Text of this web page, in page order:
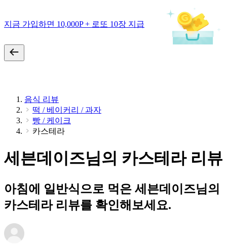
지금 가입하면 10,000P + 로또 10장 지급
음식 리뷰
떡 / 베이커리 / 과자
빵 / 케이크
카스테라
세븐데이즈님의 카스테라 리뷰
아침에 일반식으로 먹은 세븐데이즈님의
카스테라 리뷰를 확인해보세요.